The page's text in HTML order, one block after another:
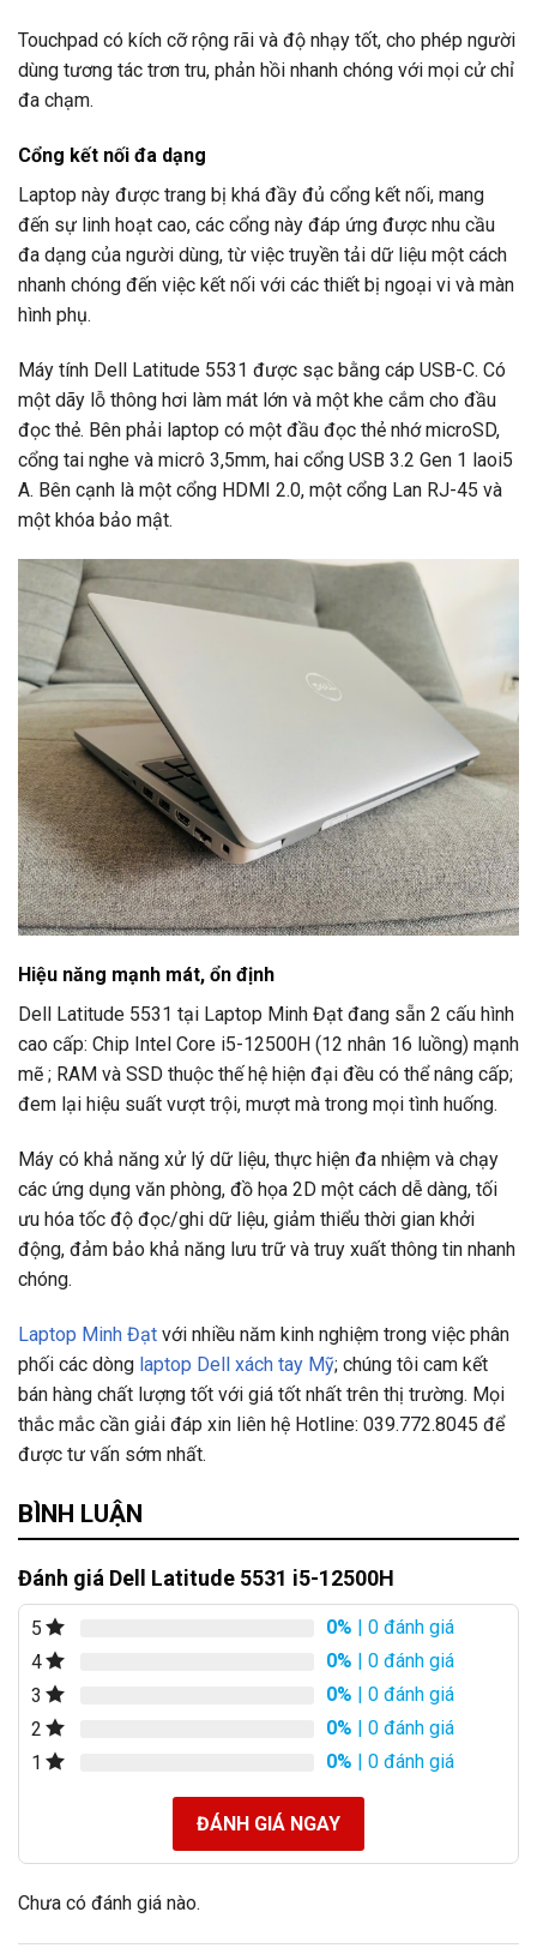
Touchpad có kích cỡ rộng rãi và độ nhạy tốt, cho phép người
dùng tương tác trơn tru, phản hồi nhanh chóng với mọi cử chỉ
đa chạm.
Cổng kết nối đa dạng
Laptop này được trang bị khá đầy đủ cổng kết nối, mang
đến sự linh hoạt cao, các cổng này đáp ứng được nhu cầu
đa dạng của người dùng, từ việc truyền tải dữ liệu một cách
nhanh chóng đến việc kết nối với các thiết bị ngoại vi và màn
hình phụ.
Máy tính Dell Latitude 5531 được sạc bằng cáp USB-C. Có
một dãy lỗ thông hơi làm mát lớn và một khe cắm cho đầu
đọc thẻ. Bên phải laptop có một đầu đọc thẻ nhớ microSD,
cổng tai nghe và micrô 3,5mm, hai cổng USB 3.2 Gen 1 laoi5
A. Bên cạnh là một cổng HDMI 2.0, một cổng Lan RJ-45 và
một khóa bảo mật.
Hiệu năng mạnh mát, ổn định
Dell Latitude 5531 tại Laptop Minh Đạt đang sẵn 2 cấu hình
cao cấp: Chip Intel Core i5-12500H (12 nhân 16 luồng) mạnh
mẽ ; RAM và SSD thuộc thế hệ hiện đại đều có thể nâng cấp;
đem lại hiệu suất vượt trội, mượt mà trong mọi tình huống.
Máy có khả năng xử lý dữ liệu, thực hiện đa nhiệm và chạy
các ứng dụng văn phòng, đồ họa 2D một cách dễ dàng, tối
ưu hóa tốc độ đọc/ghi dữ liệu, giảm thiểu thời gian khởi
động, đảm bảo khả năng lưu trữ và truy xuất thông tin nhanh
chóng.
Laptop Minh Đạt với nhiều năm kinh nghiệm trong việc phân
phối các dòng laptop Dell xách tay Mỹ; chúng tôi cam kết
bán hàng chất lượng tốt với giá tốt nhất trên thị trường. Mọi
thắc mắc cần giải đáp xin liên hệ Hotline: 039.772.8045 để
được tư vấn sớm nhất.
BÌNH LUẬN
Đánh giá Dell Latitude 5531 i5-12500H
5 0% | 0 đánh giá
4
0% | 0 đánh giá
3
0% | 0 đánh giá
2
0% | 0 đánh giá
1
0% | 0 đánh giá
ĐÁNH GIÁ NGAY
Chưa có đánh giá nào.